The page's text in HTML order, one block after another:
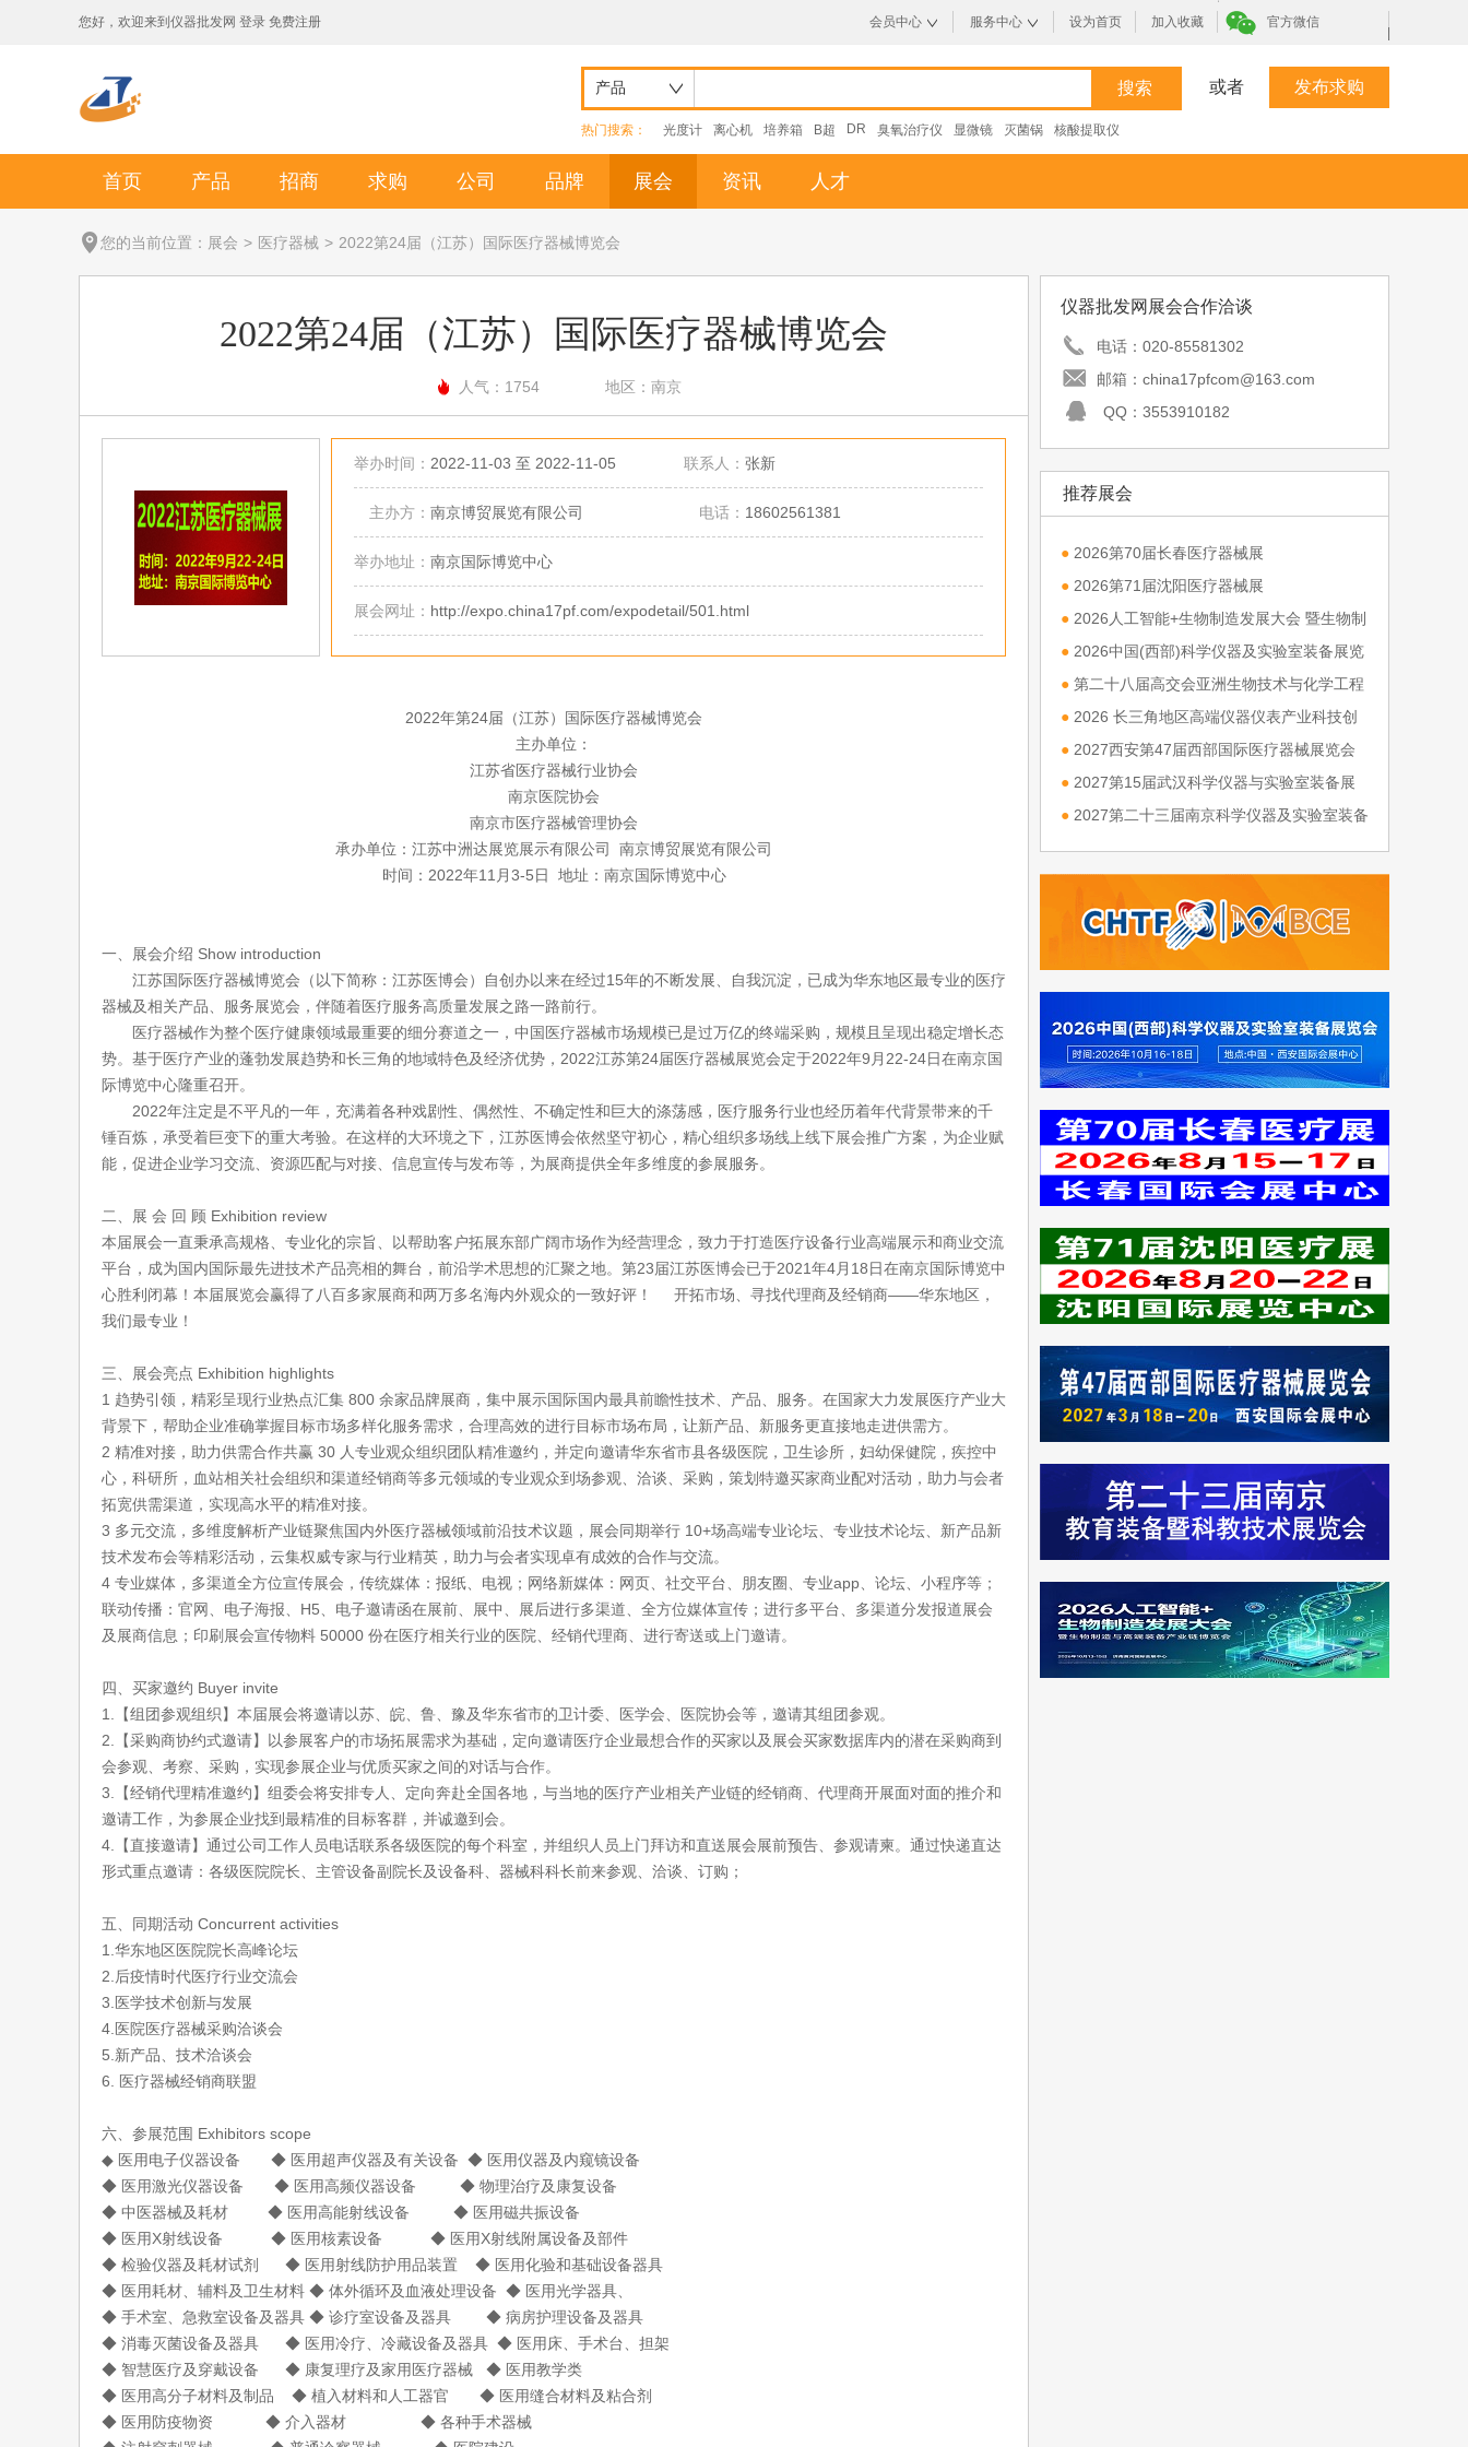
您好，欢迎来到 仪器批发网 登录 免费注册 会员中心 服务中心 设为首页 加入收藏 官方微信
产品
热门搜索： 光度计 离心机 培养箱 B超 DR 臭氧治疗仪 显微镜 灭菌锅 核酸提取仪
或者 发布求购
首页 产品 招商 求购 公司 品牌 展会 资讯 人才
您的当前位置： 展会 > 医疗器械 > 2022第24届（江苏）国际医疗器械博览会
2022第24届（江苏）国际医疗器械博览会
人气：1754 地区：南京
举办时间： 2022-11-03 至 2022-11-05 联系人： 张新
主办方： 南京博贸展览有限公司 电话： 18602561381
举办地址： 南京国际博览中心
展会网址： http://expo.china17pf.com/expodetail/501.html
2022年第24届（江苏）国际医疗器械博览会
主办单位：
江苏省医疗器械行业协会
南京医院协会
南京市医疗器械管理协会
承办单位：江苏中洲达展览展示有限公司 南京博贸展览有限公司
时间：2022年11月3-5日 地址：南京国际博览中心
一、展会介绍 Show introduction
江苏国际医疗器械博览会（以下简称：江苏医博会）自创办以来在经过15年的不断发展、自我沉淀，已成为华东地区最专业的医疗
器械及相关产品、服务展览会，伴随着医疗服务高质量发展之路一路前行。
医疗器械作为整个医疗健康领域最重要的细分赛道之一，中国医疗器械市场规模已是过万亿的终端采购，规模且呈现出稳定增长态
势。基于医疗产业的蓬勃发展趋势和长三角的地域特色及经济优势，2022江苏第24届医疗器械展览会定于2022年9月22-24日在南京国
际博览中心隆重召开。
2022年注定是不平凡的一年，充满着各种戏剧性、偶然性、不确定性和巨大的涤荡感，医疗服务行业也经历着年代背景带来的千
锤百炼，承受着巨变下的重大考验。在这样的大环境之下，江苏医博会依然坚守初心，精心组织多场线上线下展会推广方案，为企业赋
能，促进企业学习交流、资源匹配与对接、信息宣传与发布等，为展商提供全年多维度的参展服务。
二、展 会 回 顾 Exhibition review
本届展会一直秉承高规格、专业化的宗旨、以帮助客户拓展东部广阔市场作为经营理念，致力于打造医疗设备行业高端展示和商业交流
平台，成为国内国际最先进技术产品亮相的舞台，前沿学术思想的汇聚之地。第23届江苏医博会已于2021年4月18日在南京国际博览中
心胜利闭幕！本届展览会赢得了八百多家展商和两万多名海内外观众的一致好评！ 开拓市场、寻找代理商及经销商——华东地区，
我们最专业！
三、展会亮点 Exhibition highlights
1 趋势引领，精彩呈现行业热点汇集 800 余家品牌展商，集中展示国际国内最具前瞻性技术、产品、服务。在国家大力发展医疗产业大
背景下，帮助企业准确掌握目标市场多样化服务需求，合理高效的进行目标市场布局，让新产品、新服务更直接地走进供需方。
2 精准对接，助力供需合作共赢 30 人专业观众组织团队精准邀约，并定向邀请华东省市县各级医院，卫生诊所，妇幼保健院，疾控中
心，科研所，血站相关社会组织和渠道经销商等多元领域的专业观众到场参观、洽谈、采购，策划特邀买家商业配对活动，助力与会者
拓宽供需渠道，实现高水平的精准对接。
3 多元交流，多维度解析产业链聚焦国内外医疗器械领域前沿技术议题，展会同期举行 10+场高端专业论坛、专业技术论坛、新产品新
技术发布会等精彩活动，云集权威专家与行业精英，助力与会者实现卓有成效的合作与交流。
4 专业媒体，多渠道全方位宣传展会，传统媒体：报纸、电视；网络新媒体：网页、社交平台、朋友圈、专业app、论坛、小程序等；
联动传播：官网、电子海报、H5、电子邀请函在展前、展中、展后进行多渠道、全方位媒体宣传；进行多平台、多渠道分发报道展会
及展商信息；印刷展会宣传物料 50000 份在医疗相关行业的医院、经销代理商、进行寄送或上门邀请。
四、买家邀约 Buyer invite
1.【组团参观组织】本届展会将邀请以苏、皖、鲁、豫及华东省市的卫计委、医学会、医院协会等，邀请其组团参观。
2.【采购商协约式邀请】以参展客户的市场拓展需求为基础，定向邀请医疗企业最想合作的买家以及展会买家数据库内的潜在采购商到
会参观、考察、采购，实现参展企业与优质买家之间的对话与合作。
3.【经销代理精准邀约】组委会将安排专人、定向奔赴全国各地，与当地的医疗产业相关产业链的经销商、代理商开展面对面的推介和
邀请工作，为参展企业找到最精准的目标客群，并诚邀到会。
4.【直接邀请】通过公司工作人员电话联系各级医院的每个科室，并组织人员上门拜访和直送展会展前预告、参观请柬。通过快递直达
形式重点邀请：各级医院院长、主管设备副院长及设备科、器械科科长前来参观、洽谈、订购；
五、同期活动 Concurrent activities
1.华东地区医院院长高峰论坛
2.后疫情时代医疗行业交流会
3.医学技术创新与发展
4.医院医疗器械采购洽谈会
5.新产品、技术洽谈会
6. 医疗器械经销商联盟
六、参展范围 Exhibitors scope
◆ 医用电子仪器设备 ◆ 医用超声仪器及有关设备 ◆ 医用仪器及内窥镜设备
◆ 医用激光仪器设备 ◆ 医用高频仪器设备 ◆ 物理治疗及康复设备
◆ 中医器械及耗材 ◆ 医用高能射线设备 ◆ 医用磁共振设备
◆ 医用X射线设备 ◆ 医用核素设备 ◆ 医用X射线附属设备及部件
◆ 检验仪器及耗材试剂 ◆ 医用射线防护用品装置 ◆ 医用化验和基础设备器具
◆ 医用耗材、辅料及卫生材料 ◆ 体外循环及血液处理设备 ◆ 医用光学器具、
◆ 手术室、急救室设备及器具 ◆ 诊疗室设备及器具 ◆ 病房护理设备及器具
◆ 消毒灭菌设备及器具 ◆ 医用冷疗、冷藏设备及器具 ◆ 医用床、手术台、担架
◆ 智慧医疗及穿戴设备 ◆ 康复理疗及家用医疗器械 ◆ 医用教学类
◆ 医用高分子材料及制品 ◆ 植入材料和人工器官 ◆ 医用缝合材料及粘合剂
◆ 医用防疫物资 ◆ 介入器材 ◆ 各种手术器械
仪器批发网展会合作洽谈
电话： 020-85581302
邮箱： china17pfcom@163.com
QQ： 3553910182
推荐展会
● 2026第70届长春医疗器械展
● 2026第71届沈阳医疗器械展
● 2026人工智能+生物制造发展大会 暨生物制
造与高端装备产业链博览会
● 2026中国(西部)科学仪器及实验室装备展览
会
● 第二十八届高交会亚洲生物技术与化学工程
展览会
● 2026 长三角地区高端仪器仪表产业科技创
新发展大会
● 2027西安第47届西部国际医疗器械展览会
● 2027第15届武汉科学仪器与实验室装备展
览会
● 2027第二十三届南京科学仪器及实验室装备
展览会